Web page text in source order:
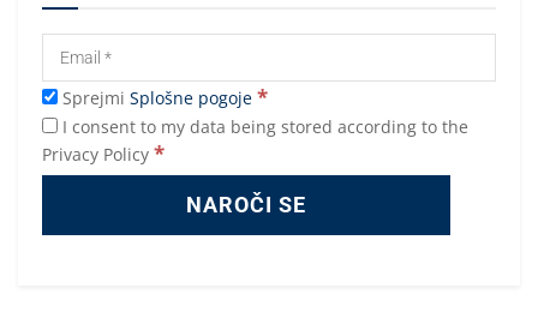
Sprejmi Splošne pogoje *
I consent to my data being stored according to the
Privacy Policy *